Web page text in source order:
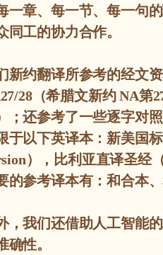
一章、每一节、每一句
同工的协力合作。
新约翻译所参考的经文
28（希腊文新约NA第
；还参考了一些逐字对
于以下英译本：新美国
），比利亚直译圣经
的参考译本有：和合本
，我们还借助人工智能
确性。